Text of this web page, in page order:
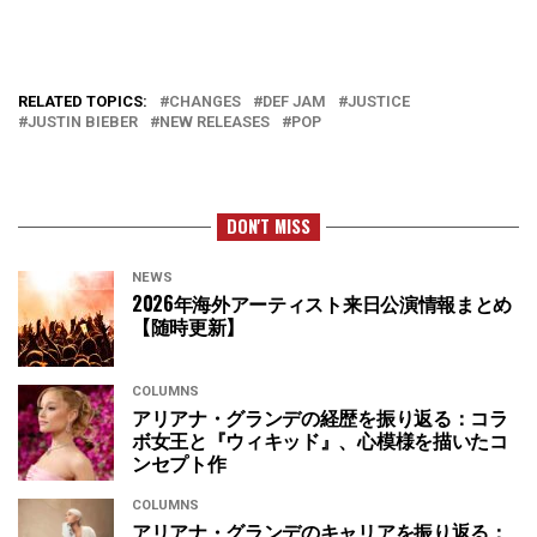
RELATED TOPICS: CHANGES DEF JAM
JUSTICE
JUSTIN BIEBER
NEW RELEASES POP
DON'T MISS
NEWS
2026年海外アーティスト来日公演情報まとめ
【随時更新】
COLUMNS
アリアナ・グランデの経歴を振り返る：コラ
ボ女王と『ウィキッド』、心模様を描いたコ
ンセプト作
COLUMNS